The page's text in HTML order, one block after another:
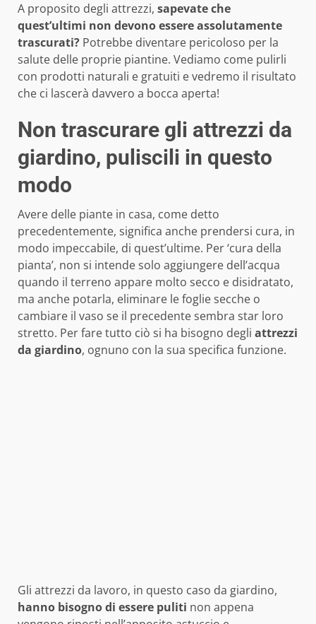
A proposito degli attrezzi, sapevate che
quest’ultimi non devono essere assolutamente
trascurati? Potrebbe diventare pericoloso per la
salute delle proprie piantine. Vediamo come pulirli
con prodotti naturali e gratuiti e vedremo il risultato
che ci lascerà davvero a bocca aperta!
Non trascurare gli attrezzi da
giardino, puliscili in questo
modo
Avere delle piante in casa, come detto
precedentemente, significa anche prendersi cura, in
modo impeccabile, di quest’ultime. Per ‘cura della
pianta’, non si intende solo aggiungere dell’acqua
quando il terreno appare molto secco e disidratato,
ma anche potarla, eliminare le foglie secche o
cambiare il vaso se il precedente sembra star loro
stretto. Per fare tutto ciò si ha bisogno degli attrezzi
da giardino, ognuno con la sua specifica funzione.
Gli attrezzi da lavoro, in questo caso da giardino,
hanno bisogno di essere puliti non appena